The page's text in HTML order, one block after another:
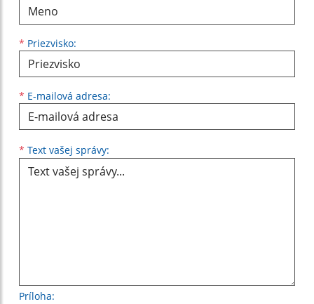
* Priezvisko:
* E-mailová adresa:
* Text vašej správy:
Príloha: